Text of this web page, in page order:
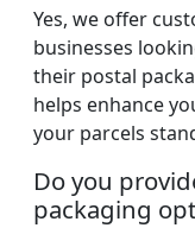
Yes, we offer
businesses
their postal
helps enhance
your parcels
Do you
packaging